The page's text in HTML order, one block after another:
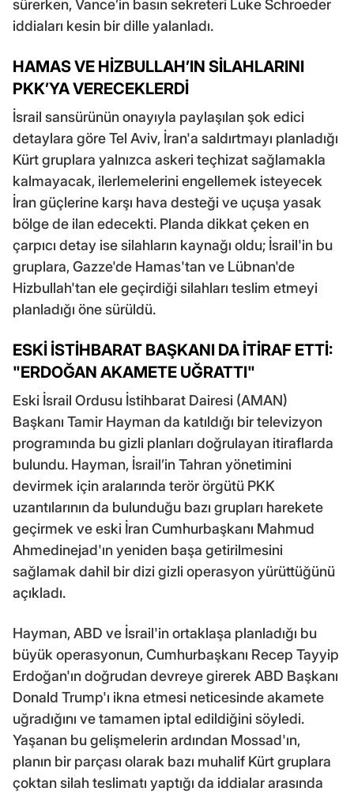
sürerken, Vance’in basın sekreteri Luke Schroeder
iddiaları kesin bir dille yalanladı.
HAMAS VE HİZBULLAH’IN SİLAHLARINI
PKK’YA VERECEKLERDİ
İsrail sansürünün onayıyla paylaşılan şok edici
detaylara göre Tel Aviv, İran'a saldırtmayı planladığı
Kürt gruplara yalnızca askeri teçhizat sağlamakla
kalmayacak, ilerlemelerini engellemek isteyecek
İran güçlerine karşı hava desteği ve uçuşa yasak
bölge de ilan edecekti. Planda dikkat çeken en
çarpıcı detay ise silahların kaynağı oldu; İsrail'in bu
gruplara, Gazze'de Hamas'tan ve Lübnan'de
Hizbullah'tan ele geçirdiği silahları teslim etmeyi
planladığı öne sürüldü.
ESKİ İSTİHBARAT BAŞKANI DA İTİRAF ETTİ:
"ERDOĞAN AKAMETE UĞRATTI"
Eski İsrail Ordusu İstihbarat Dairesi (AMAN)
Başkanı Tamir Hayman da katıldığı bir televizyon
programında bu gizli planları doğrulayan itiraflarda
bulundu. Hayman, İsrail’in Tahran yönetimini
devirmek için aralarında terör örgütü PKK
uzantılarının da bulunduğu bazı grupları harekete
geçirmek ve eski İran Cumhurbaşkanı Mahmud
Ahmedinejad'ın yeniden başa getirilmesini
sağlamak dahil bir dizi gizli operasyon yürüttüğünü
açıkladı.
Hayman, ABD ve İsrail'in ortaklaşa planladığı bu
büyük operasyonun, Cumhurbaşkanı Recep Tayyip
Erdoğan'ın doğrudan devreye girerek ABD Başkanı
Donald Trump'ı ikna etmesi neticesinde akamete
uğradığını ve tamamen iptal edildiğini söyledi.
Yaşanan bu gelişmelerin ardından Mossad'ın,
planın bir parçası olarak bazı muhalif Kürt gruplara
çoktan silah teslimatı yaptığı da iddialar arasında